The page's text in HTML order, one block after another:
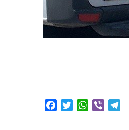
Facebook
TwitterWhatsApp
Viber